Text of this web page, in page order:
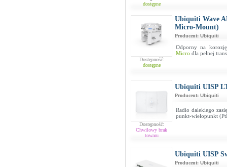
dostępne
Dostępność:
dostępne
Ubiquiti Wave
Micro-Mount)
Producent: Ubiquiti
Odporny na
Micro dla pełnej
Dostępność:
Chwilowy brak
towaru
Ubiquiti UISP
Producent: Ubiquiti
Radio dalekiego
punkt-wielopunkt
Ubiquiti UISP
Producent: Ubiquiti